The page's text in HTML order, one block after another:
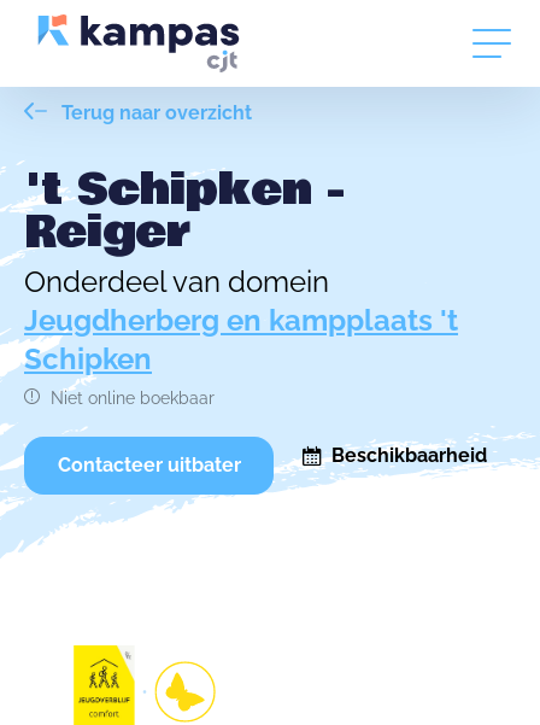
Terug naar overzicht
't Schipken -
Reiger
Onderdeel van domein
Jeugdherberg en kampplaats 't
Schipken
Niet online boekbaar
Contacteer uitbater Beschikbaarheid